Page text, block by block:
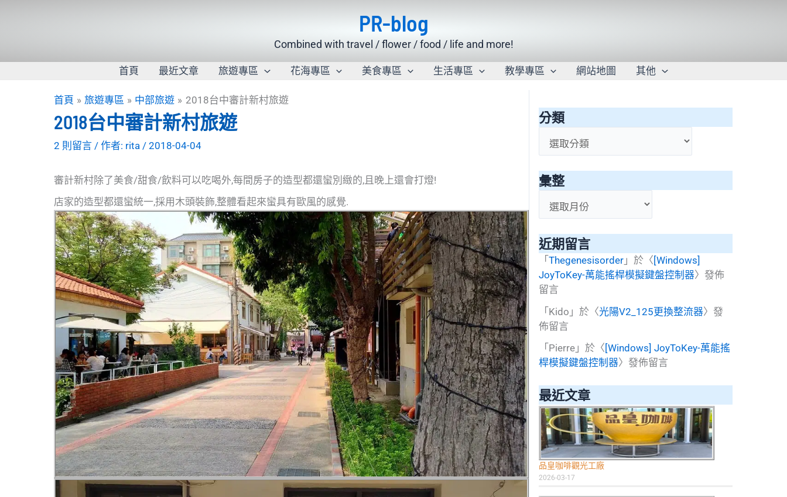
PR-blog
Combined with travel / flower / food / life and more!
首頁 最近文章 旅遊專區 花海專區 美食專區 生活專區 教學專區 網站地圖 其他
首頁 旅遊專區 中部旅遊 2018台中審計新村旅遊
2018台中審計新村旅遊
2 則留言 / 作者: rita / 2018-04-04
審計新村除了美食/甜食/飲料可以吃喝外,每間房子的造型都還蠻別緻的,且晚上還會打燈!
店家的造型都還蠻統一,採用木頭裝飾,整體看起來蠻具有歐風的感覺.
分類
類
彙整
整
近期留言
「 Thegenesisorder 」於〈[Windows]
JoyToKey-萬能搖桿模擬鍵盤控制器〉發佈
留言
「 Kido 」於〈光陽V2_125更換整流器〉發
佈留言
「 Pierre 」於〈 [Windows] JoyToKey-萬能搖
桿模擬鍵盤控制器〉發佈留言
最近文章
品皇咖啡觀光工廠
2026-03-17